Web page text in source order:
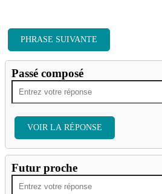
PHRASE SUIVANTE
Passé composé
VOIR LA RÉPONSE
Futur proche